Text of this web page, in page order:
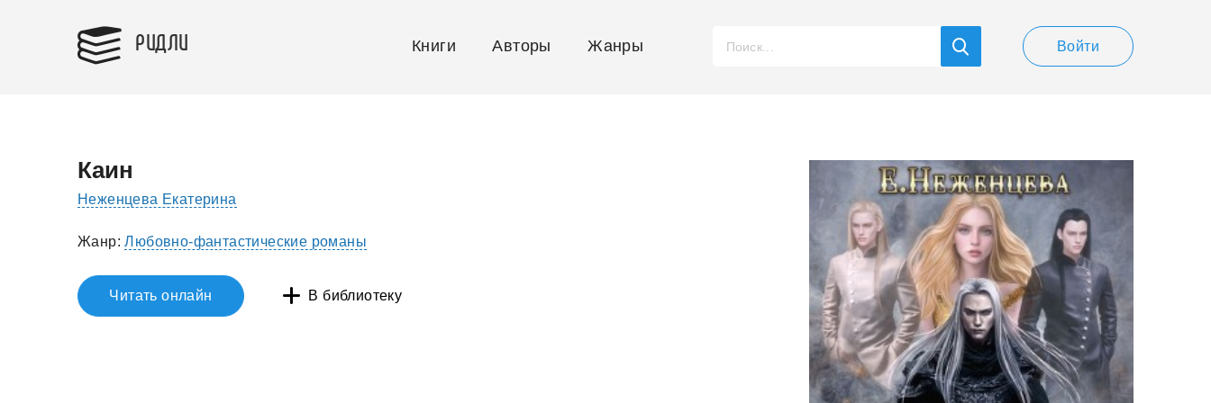
РИДЛИ Книги Авторы Жанры Войти
Каин
Неженцева Екатерина
Жанр:Любовно-фантастические романы
Читать онлайн В библиотеку